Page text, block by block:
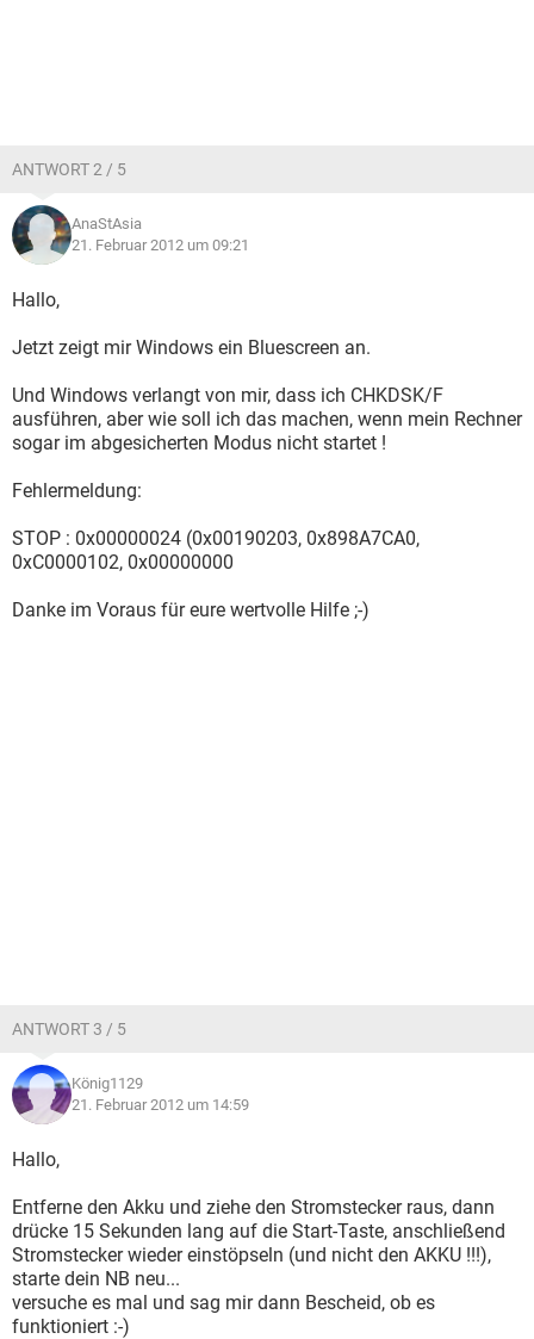
ANTWORT 2 / 5
AnaStAsia
21. Februar 2012 um 09:21
Hallo,
Jetzt zeigt mir Windows ein Bluescreen an.
Und Windows verlangt von mir, dass ich CHKDSK/F
ausführen, aber wie soll ich das machen, wenn mein Rechner
sogar im abgesicherten Modus nicht startet !
Fehlermeldung:
STOP : 0x00000024 (0x00190203, 0x898A7CA0,
0xC0000102, 0x00000000
Danke im Voraus für eure wertvolle Hilfe ;-)
ANTWORT 3 / 5
König1129
21. Februar 2012 um 14:59
Hallo,
Entferne den Akku und ziehe den Stromstecker raus, dann
drücke 15 Sekunden lang auf die Start-Taste, anschließend
Stromstecker wieder einstöpseln (und nicht den AKKU !!!),
starte dein NB neu...
versuche es mal und sag mir dann Bescheid, ob es
funktioniert :-)